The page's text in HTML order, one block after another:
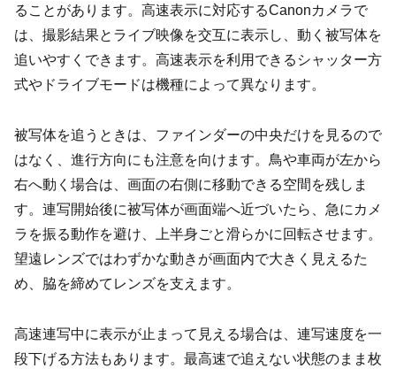
ることがあります。高速表示に対応するCanonカメラで
は、撮影結果とライブ映像を交互に表示し、動く被写体を
追いやすくできます。高速表示を利用できるシャッター方
式やドライブモードは機種によって異なります。
被写体を追うときは、ファインダーの中央だけを見るので
はなく、進行方向にも注意を向けます。鳥や車両が左から
右へ動く場合は、画面の右側に移動できる空間を残しま
す。連写開始後に被写体が画面端へ近づいたら、急にカメ
ラを振る動作を避け、上半身ごと滑らかに回転させます。
望遠レンズではわずかな動きが画面内で大きく見えるた
め、脇を締めてレンズを支えます。
高速連写中に表示が止まって見える場合は、連写速度を一
段下げる方法もあります。最高速で追えない状態のまま枚